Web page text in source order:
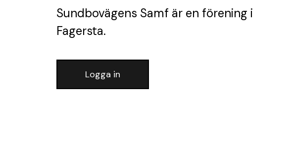
Sundbovägens Samf är en förening i
Fagersta.
Logga in